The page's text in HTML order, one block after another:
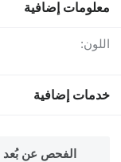
معلومات إضافية
اللون:
خدمات إضافية
الفحص عن بُعد